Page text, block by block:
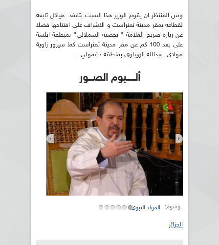
ومن المنتظر ان يقوم الوزير هذا السبت بتفقد هياكل تابعة
لقطاعه بمقر مدينة تمنراست و الاشراف على افتتاحها فضلا
عن زيارة ضريح العلامة " يحضيه السملالي" بمنطقة ابلسة
على بعد 100 كم عن مقر مدينة تمنراست كما سيزور زاوية
مولاي عبدالله الهيباوي بمنطقة داغمولي .
ألــــــبوم الصـــور
وسوم: المولد النبوي
الجزائر